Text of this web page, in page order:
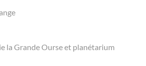
la Grande Ourse et planétarium